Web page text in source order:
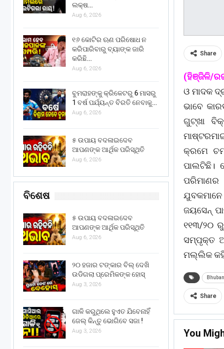
Share
(ହିଞ୍ଜିଳି/
ଓ ମାଦକ
ଭାବେ
ଗୁଟ୍ଖା
କ୍ରମେ
ଜୟସେନ୍
୧୧୩/୨୦
ସମ୍ପୃକ୍ତ
ମଲ୍ଲିକ
Share
You
ଲକ୍ଷ…
Aug 6, 2026
୧୬ କୋଟିର ଋଣ ପରିଷୋଧ ନ
କରିପାରିବାରୁ ବ୍ୟାଙ୍କ ଜାରି
କରିଛି…
Aug 6, 2026
ବୁମରାହଙ୍କୁ କ୍ରିକେଟରୁ 6 ମାସରୁ
1 ବର୍ଷ ପର୍ଯ୍ୟନ୍ତ ବିରତି ନେବାକୁ…
Aug 6, 2026
୫ ଉପାୟ ବଦଳାଇଦେବ
ଆପଣଙ୍କ ଆର୍ଥିକ ପରିସ୍ଥିତି
Aug 6, 2026
ବିଶେଷ
୫ ଉପାୟ ବଦଳାଇଦେବ
ଆପଣଙ୍କ ଆର୍ଥିକ ପରିସ୍ଥିତି
Aug 6, 2026
୨୦ ହଜାର ଟଙ୍କାର ବିଲ୍ ଦେଖି
ଉଡିଗଲା ପ୍ରେମିକଙ୍କ ହୋସ୍
Aug 3, 2026
ଗାଳି କରୁଥିଲେ ହୁଏତ ଯିବେନାହିଁ
ଜେଲ୍ କିନ୍ତୁ ଭୋଗିବେ ସଜା !
Aug 3, 2026